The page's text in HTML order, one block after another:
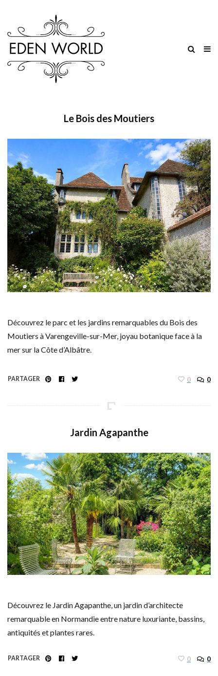
Le Bois des Moutiers
Découvrez le parc et les jardins remarquables du Bois des
Moutiers à Varengeville-sur-Mer, joyau botanique face à la
mer sur la Côte d’Albâtre.
PARTAGER 0 0
Jardin Agapanthe
Découvrez le Jardin Agapanthe, un jardin d’architecte
remarquable en Normandie entre nature luxuriante, bassins,
antiquités et plantes rares.
PARTAGER 0 0